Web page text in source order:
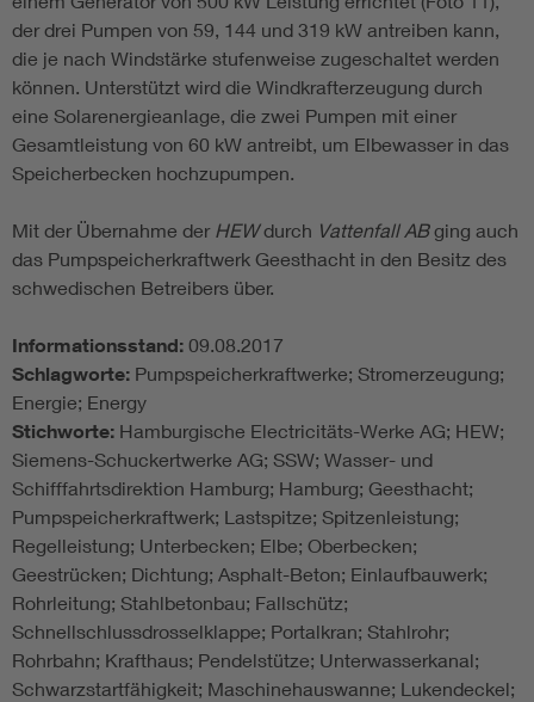
der drei Pumpen von 59, 144 und 319 kW antreiben kann,
die je nach Windstärke stufenweise zugeschaltet werden
können. Unterstützt wird die Windkrafterzeugung durch
eine Solarenergieanlage, die zwei Pumpen mit einer
Gesamtleistung von 60 kW antreibt, um Elbewasser in das
Speicherbecken hochzupumpen.
Mit der Übernahme der HEWdurch Vattenfall ABging auch
das Pumpspeicherkraftwerk Geesthacht in den Besitz des
schwedischen Betreibers über.
Informationsstand: 09.08.2017
Schlagworte: Pumpspeicherkraftwerke; Stromerzeugung;
Energie; Energy
Stichworte: Hamburgische Electricitäts-Werke AG; HEW;
Siemens-Schuckertwerke AG; SSW; Wasser- und
Schifffahrtsdirektion Hamburg; Hamburg; Geesthacht;
Pumpspeicherkraftwerk; Lastspitze; Spitzenleistung;
Regelleistung; Unterbecken; Elbe; Oberbecken;
Geestrücken; Dichtung; Asphalt-Beton; Einlaufbauwerk;
Rohrleitung; Stahlbetonbau; Fallschütz;
Schnellschlussdrosselklappe; Portalkran; Stahlrohr;
Rohrbahn; Krafthaus; Pendelstütze; Unterwasserkanal;
Schwarzstartfähigkeit; Maschinehauswanne; Lukendeckel;